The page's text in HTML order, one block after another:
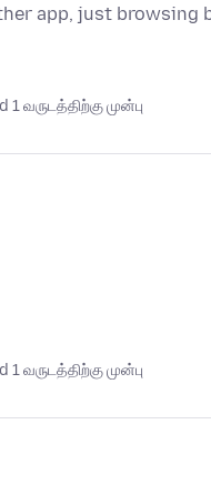
app, just browsing
1 வருடத்திற்கு முன்பு
1 வருடத்திற்கு முன்பு